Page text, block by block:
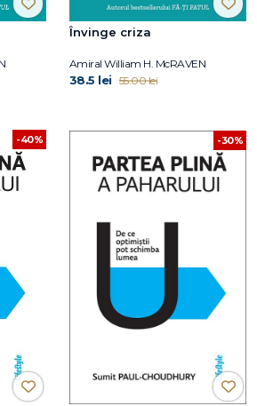
Învinge criza
Amiral William H. McRAVEN
38.5 lei 55.00 lei
-40% -30%